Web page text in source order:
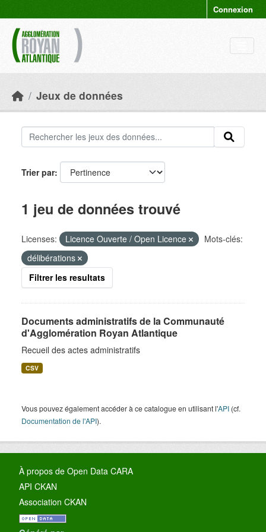
Connexion
Jeux de données
Trier par
1 jeu de données trouvé
Licenses: Licence Ouverte / Open Licence
Mots-clés:
délibérations
Filtrer les resultats
Documents administratifs de la Communauté
d'Agglomération Royan Atlantique
Recueil des actes administratifs
CSV
Vous pouvez également accéder à ce catalogue en utilisant l'API (cf.
Documentation de l'API).
À propos de Open Data CARA
API CKAN
Association CKAN